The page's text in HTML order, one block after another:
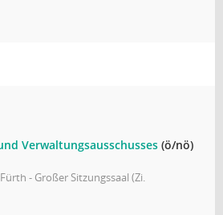
Verwaltungsausschusses (ö/nö)
- Großer Sitzungssaal (Zi.